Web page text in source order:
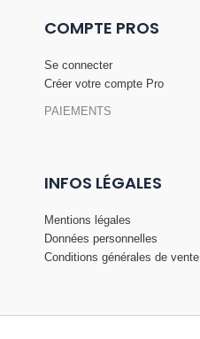
COMPTE PROS
Se connecter
Créer votre compte Pro
PAIEMENTS
INFOS LÉGALES
Mentions légales
Données personnelles
Conditions générales de vente